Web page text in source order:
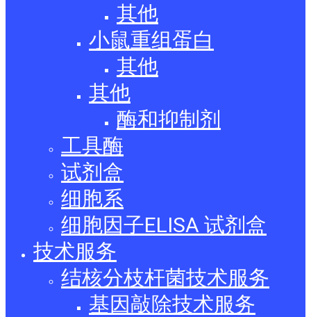
其他
小鼠重组蛋白
其他
其他
酶和抑制剂
工具酶
试剂盒
细胞系
细胞因子ELISA 试剂盒
技术服务
结核分枝杆菌技术服务
基因敲除技术服务